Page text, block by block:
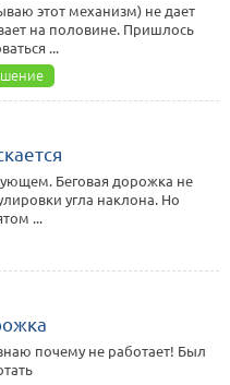
этот механизм) не дает
на половине. Пришлось
...
Беговая дорожка не
угла наклона. Но
...
почему не работает! Был